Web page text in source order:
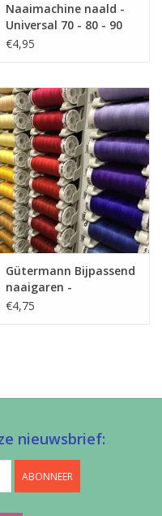
Naaimachine naald -
Universal 70 - 80 - 90
€4,95
Gütermann Bijpassend
naaigaren -
Allesnaaigaren 200m
€4,75
nieuwsbrief:
ABONNEER